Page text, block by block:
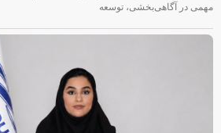
مهمی در آگاهی‌بخشی، توسعه